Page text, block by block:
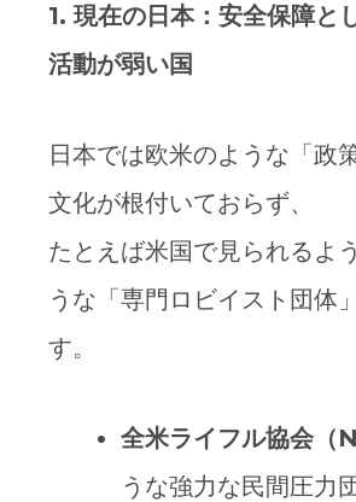
1. 現在の日本：安全保障と
活動が弱い国
日本では欧米のような「政
文化が根付いておらず、
たとえば米国で見られるよ
うな「専門ロビイスト団体
す。
全米ライフル協会（
うな強力な民間圧力